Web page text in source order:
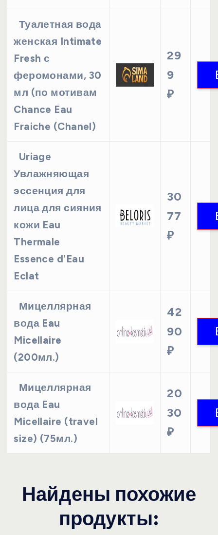
Туалетная вода
женская Intimate
Fresh с
феромонами, 30
мл (по мотивам
Chance Eau
Fraiche (Chanel)
29
9
₽
Uriage
Увлажняющая
эссенция для
лица для сияния
кожи Eau
Thermale
Essence d'Eau
Eclat
30
77
₽
Мицеллярная
вода Eau
Micellaire
(200мл.)
42
90
₽
Мицеллярная
вода Eau
Micellaire (travel
size) (75мл.)
20
30
₽
Найдены похожие
продукты: